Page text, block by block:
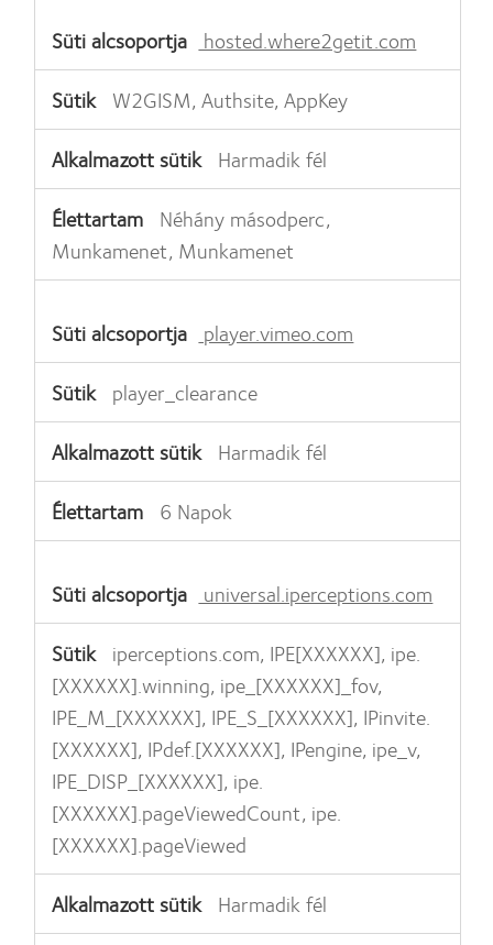
hosted.where2getit.com
W2GISM, Authsite, AppKey
Harmadik fél
Néhány másodperc,
Munkamenet, Munkamenet
player.vimeo.com
player_clearance
Harmadik fél
6 Napok
universal.iperceptions.com
iperceptions.com, IPE[XXXXXX], ipe.
[XXXXXX].winning, ipe_[XXXXXX]_fov,
IPE_M_[XXXXXX], IPE_S_[XXXXXX], IPinvite.
[XXXXXX], IPdef.[XXXXXX], IPengine, ipe_v,
IPE_DISP_[XXXXXX], ipe.
[XXXXXX].pageViewedCount, ipe.
[XXXXXX].pageViewed
Harmadik fél